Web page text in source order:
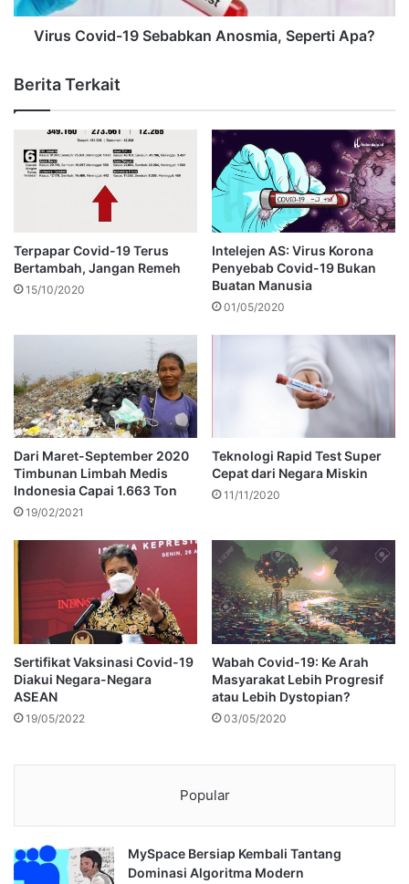
Virus Covid-19 Sebabkan Anosmia, Seperti Apa?
Berita Terkait
Terpapar Covid-19 Terus
Bertambah, Jangan Remeh
15/10/2020
Intelejen AS: Virus Korona
Penyebab Covid-19 Bukan
Buatan Manusia
01/05/2020
Dari Maret-September 2020
Timbunan Limbah Medis
Indonesia Capai 1.663 Ton
19/02/2021
Teknologi Rapid Test Super
Cepat dari Negara Miskin
11/11/2020
Sertifikat Vaksinasi Covid-19
Diakui Negara-Negara
ASEAN
19/05/2022
Wabah Covid-19: Ke Arah
Masyarakat Lebih Progresif
atau Lebih Dystopian?
03/05/2020
Popular
MySpace Bersiap Kembali Tantang
Dominasi Algoritma Modern